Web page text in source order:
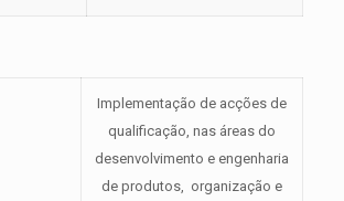
Implementação de acções de
qualificação, nas áreas do
desenvolvimento e engenharia
de produtos, organização e